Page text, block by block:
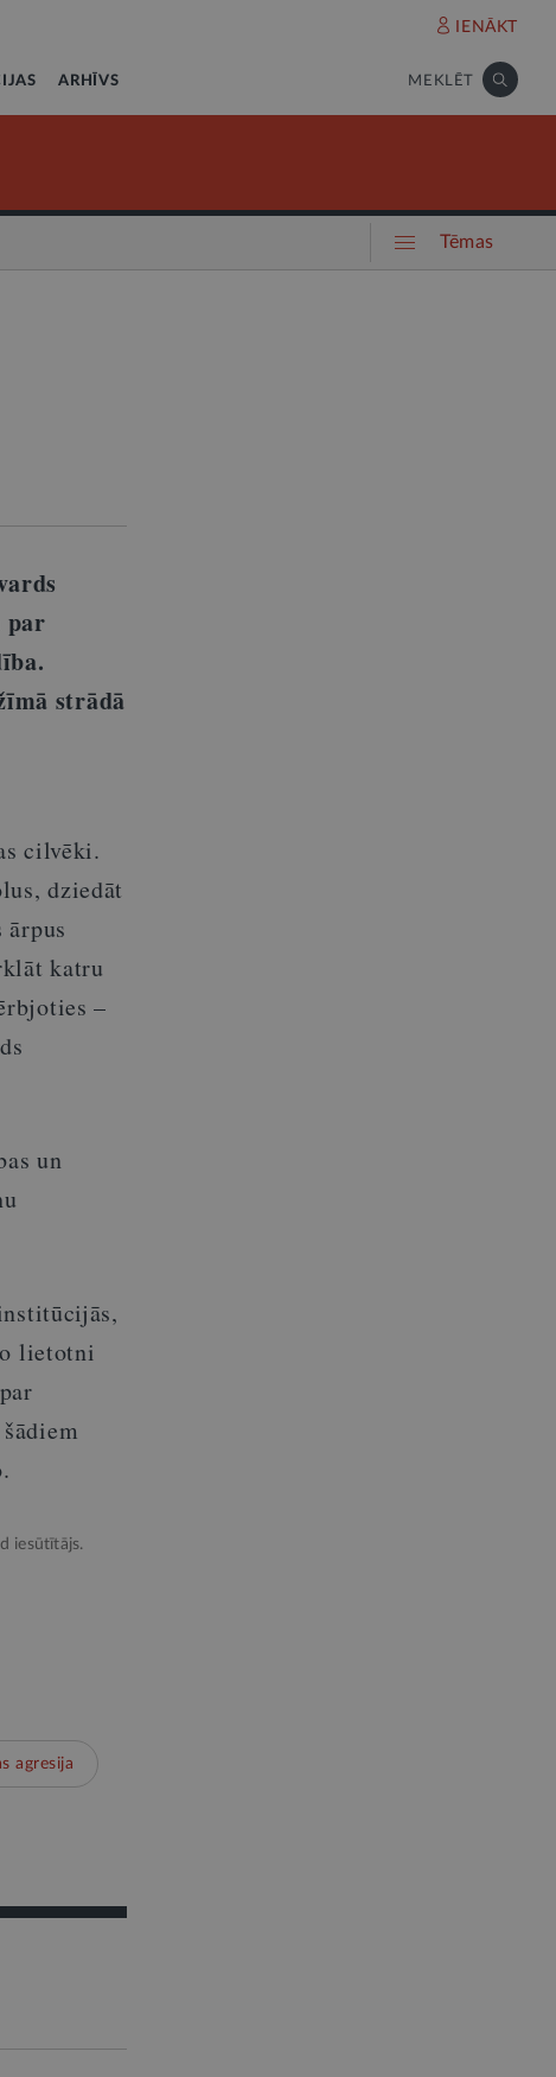
IENĀKT
ARHĪVS MEKLĒT
Tēmas
par
strādā
cilvēki.
dziedāt
katru
–
un
lietotni
iesūtītājs.
agresija